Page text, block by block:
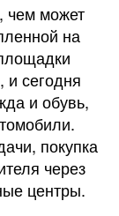
в
пунктах
выдачи
таит
опасность
чем может
на
сегодня
и обувь,
покупка
через
центры.